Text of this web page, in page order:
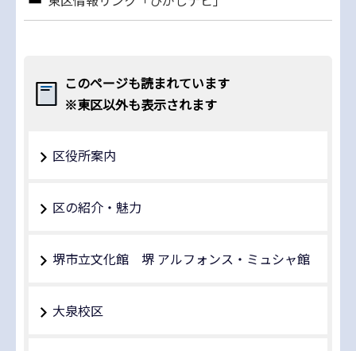
このページも読まれています
※東区以外も表示されます
区役所案内
区の紹介・魅力
堺市立文化館 堺 アルフォンス・ミュシャ館
大泉校区